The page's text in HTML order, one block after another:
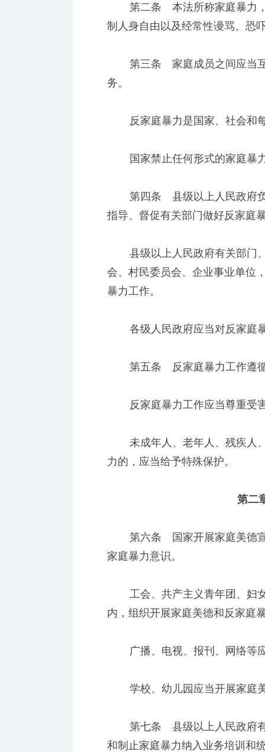
第二条 本法所称家庭暴力，
制人身自由以及经常性谩骂、恐
第三条 家庭成员之间应当互
务。
反家庭暴力是国家、社会和
国家禁止任何形式的家庭暴
第四条 县级以上人民政府负
指导、督促有关部门做好反家庭
县级以上人民政府有关部门、
会、村民委员会、企业事业单位
暴力工作。
各级人民政府应当对反家庭
第五条 反家庭暴力工作遵循
反家庭暴力工作应当尊重受害
未成年人、老年人、残疾人、
力的，应当给予特殊保护。
第二
第六条 国家开展家庭美德宣
家庭暴力意识。
工会、共产主义青年团、妇女
内，组织开展家庭美德和反家庭
广播、电视、报刊、网络等应
学校、幼儿园应当开展家庭
第七条 县级以上人民政府有
和制止家庭暴力纳入业务培训和